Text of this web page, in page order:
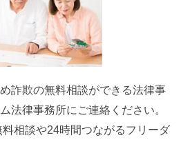
詐欺の無料相談ができる法律事
法律事務所にご連絡ください。
相談や24時間つながるフリーダ